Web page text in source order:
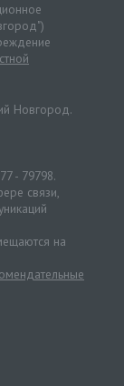
Новгород.
- 79798.
связи,
на